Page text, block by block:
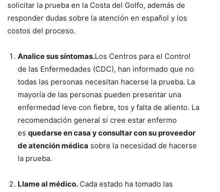
solicitar la prueba en la Costa del Golfo, además de
responder dudas sobre la atención en español y los
costos del proceso.
Analice sus síntomas.Los Centros para el Control
de las Enfermedades (CDC), han informado que no
todas las personas necesitan hacerse la prueba. La
mayoría de las personas pueden presentar una
enfermedad leve con fiebre, tos y falta de aliento. La
recomendación general si cree estar enfermo
es quedarse en casa y consultar con su proveedor
de atención médica sobre la necesidad de hacerse
la prueba.
Llame al médico. Cada estado ha tomado las